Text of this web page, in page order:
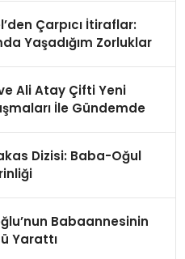
Çarpıcı İtiraflar:
Yaşadığım Zorluklar
Ali Atay Çifti Yeni
İle Gündemde
Dizisi: Baba-Oğul
Babaannesinin
Yarattı